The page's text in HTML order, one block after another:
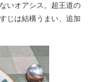
いオアシス。超王道の
じは結構うまい、追加